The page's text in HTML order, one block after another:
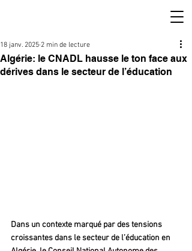
Algérie: le CNADL hausse le ton face aux
dérives dans le secteur de l’éducation
18 janv. 2025 2 min de lecture
Dans un contexte marqué par des tensions
croissantes dans le secteur de l’éducation en